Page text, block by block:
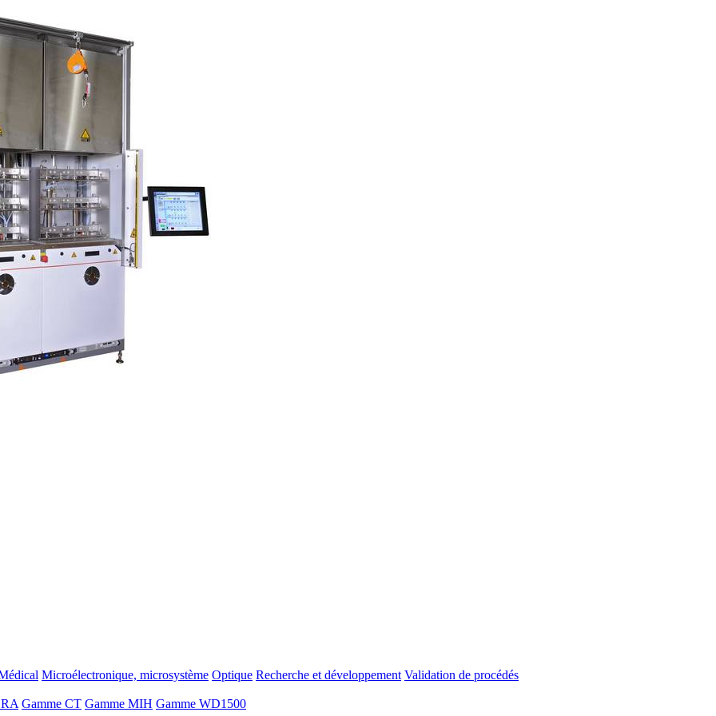
Microélectronique, microsystème Optique Recherche et développement Validation de procédés
Gamme CT Gamme MIH Gamme WD1500